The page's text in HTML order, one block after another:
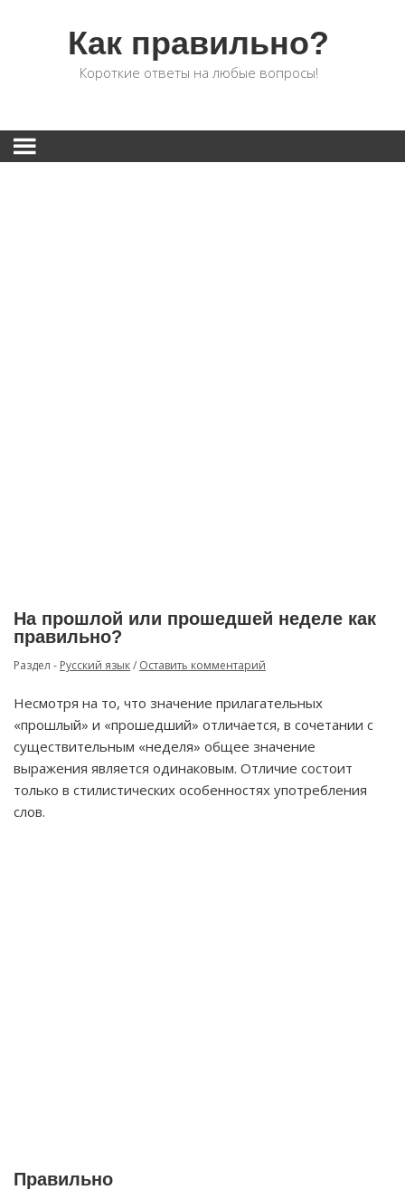
Как правильно?
Короткие ответы на любые вопросы!
На прошлой или прошедшей неделе как
правильно?
Раздел - Русский язык/ Оставить комментарий
Несмотря на то, что значение прилагательных
«прошлый» и «прошедший» отличается, в сочетании с
существительным «неделя» общее значение
выражения является одинаковым. Отличие состоит
только в стилистических особенностях употребления
слов.
Правильно